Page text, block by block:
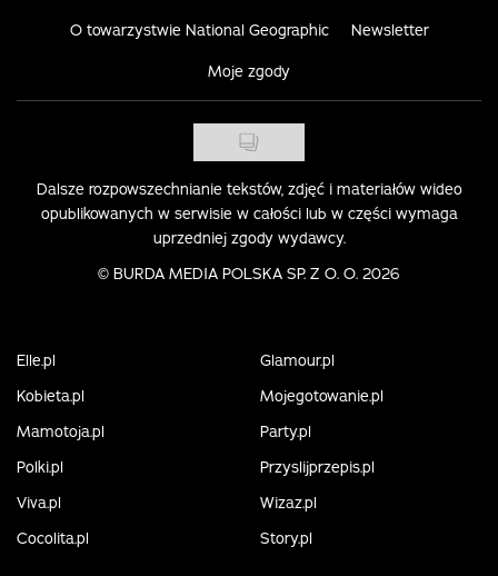
O towarzystwie National Geographic Newsletter
Moje zgody
Dalsze rozpowszechnianie tekstów, zdjęć i materiałów wideo
opublikowanych w serwisie w całości lub w części wymaga
uprzedniej zgody wydawcy.
© BURDA MEDIA POLSKA SP. Z O. O. 2026
Elle.pl
Glamour.pl
Kobieta.pl
Mojegotowanie.pl
Mamotoja.pl
Party.pl
Polki.pl
Przyslijprzepis.pl
Viva.pl
Wizaz.pl
Cocolita.pl
Story.pl